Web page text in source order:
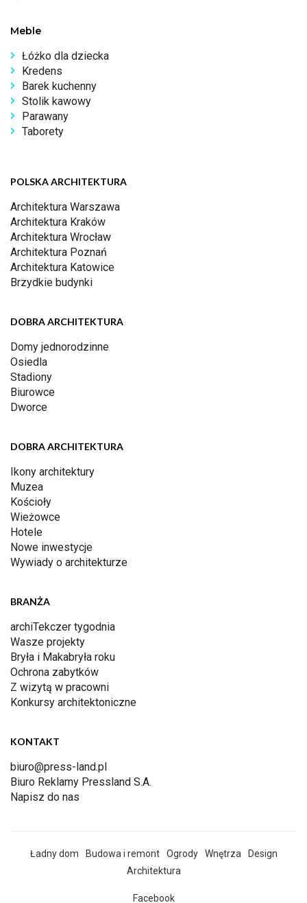
Meble
Łóżko dla dziecka
Kredens
Barek kuchenny
Stolik kawowy
Parawany
Taborety
POLSKA ARCHITEKTURA
Architektura Warszawa
Architektura Kraków
Architektura Wrocław
Architektura Poznań
Architektura Katowice
Brzydkie budynki
DOBRA ARCHITEKTURA
Domy jednorodzinne
Osiedla
Stadiony
Biurowce
Dworce
DOBRA ARCHITEKTURA
Ikony architektury
Muzea
Kościoły
Wieżowce
Hotele
Nowe inwestycje
Wywiady o architekturze
BRANŻA
archiTekczer tygodnia
Wasze projekty
Bryła i Makabryła roku
Ochrona zabytków
Z wizytą w pracowni
Konkursy architektoniczne
KONTAKT
biuro@press-land.pl
Biuro Reklamy Pressland S.A.
Napisz do nas
Ładny dom Budowa i remont Ogrody Wnętrza
Design
Architektura
Facebook